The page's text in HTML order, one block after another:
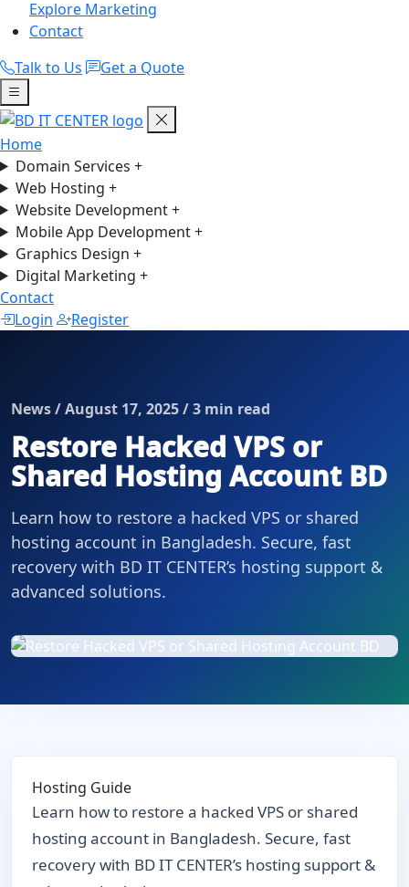
Explore Marketing
Contact
Talk to Us
Get a Quote
Home
Domain Services +
Web Hosting +
Website Development+
Mobile App Development+
Graphics Design +
Digital Marketing +
Contact
Login
Register
News / August 17, 2025 / 3 min read
Restore Hacked VPS or
Shared Hosting Account BD
Learn how to restore a hacked VPS or shared
hosting account in Bangladesh. Secure, fast
recovery with BD IT CENTER’s hosting support &
advanced solutions.
Hosting Guide
Learn how to restore a hacked VPS or shared
hosting account in Bangladesh. Secure, fast
recovery with BD IT CENTER’s hosting support &